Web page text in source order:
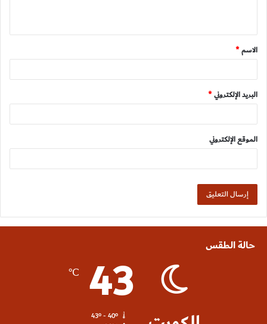
ق
*
الاسم*
البريد الإلكتروني*
الموقع الإلكتروني
حالة الطقس
43
℃
43º - 40º